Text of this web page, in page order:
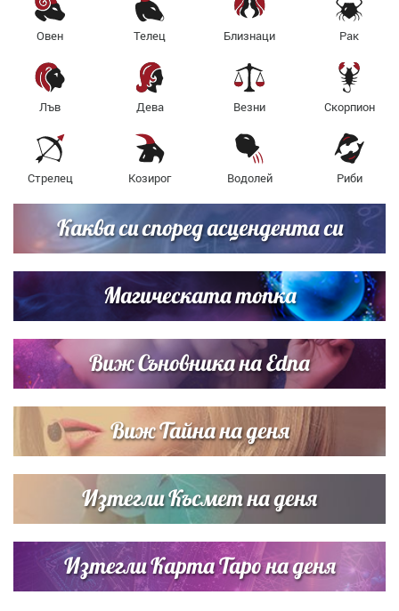
Овен Телец Близнаци Рак
Лъв Дева Везни Скорпион
Стрелец Козирог Водолей Риби
Каква си според асцендента си
Магическата топка
Виж Съновника на Edna
Виж Тайна на деня
Изтегли Късмет на деня
Изтегли Карта Таро на деня